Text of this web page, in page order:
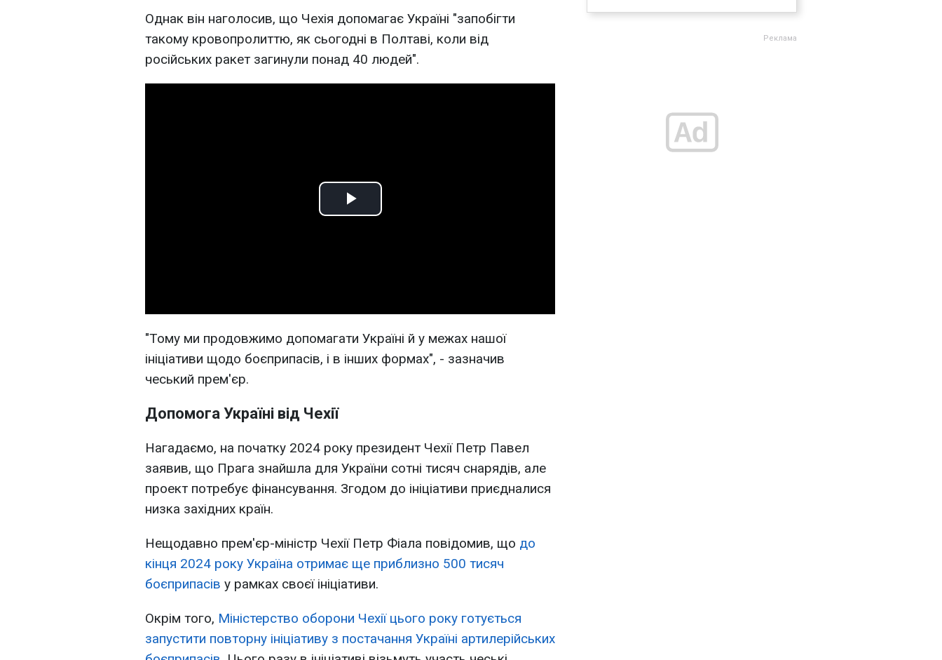
Однак він наголосив, що Чехія допомагає Україні "запобігти
такому кровопролиттю, як сьогодні в Полтаві, коли від
російських ракет загинули понад 40 людей".
Play
"Тому ми продовжимо допомагати Україні й у межах нашої
ініціативи щодо боєприпасів, і в інших формах", - зазначив
чеський прем'єр.
Допомога Україні від Чехії
Нагадаємо, на початку 2024 року президент Чехії Петр Павел
заявив, що Прага знайшла для України сотні тисяч снарядів, але
проект потребує фінансування. Згодом до ініціативи приєдналися
низка західних країн.
Нещодавно прем'єр-міністр Чехії Петр Фіала повідомив, що до
кінця 2024 року Україна отримає ще приблизно 500 тисяч
боєприпасів у рамках своєї ініціативи.
Окрім того, Міністерство оборони Чехії цього року готується
запустити повторну ініціативу з постачання Україні артилерійських